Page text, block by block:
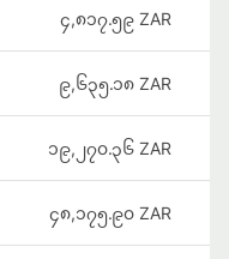
၄,၈၁၇.၅၉ ZAR
၉,၆၃၅.၁၈ ZAR
၁၉,၂၇၀.၃၆ ZAR
၄၈,၁၇၅.၉၀ ZAR